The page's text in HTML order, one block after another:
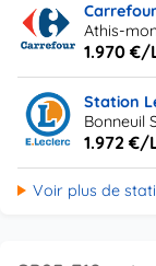
Athis-
1.970 €/
Station
Bonneuil
1.972 €/
Voir plus de